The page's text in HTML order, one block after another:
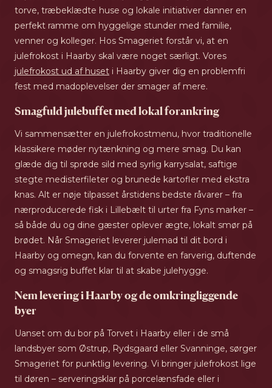
torve, træbeklædte huse og lokale initiativer danner en
perfekt ramme om hyggelige stunder med familie,
venner og kolleger. Hos Smageriet forstår vi, at en
julefrokost i Haarby skal være noget særligt. Vores
julefrokost ud af huset i Haarby giver dig en problemfri
fest med madoplevelser der smager af mere.
Smagfuld julebuffet med lokal forankring
Vi sammensætter en julefrokostmenu, hvor traditionelle
klassikere møder nytænkning og mere smag. Du kan
glæde dig til sprøde sild med syrlig karrysalat, saftige
stegte medisterfileter og brunede kartofler med ekstra
knas. Alt er nøje tilpasset årstidens bedste råvarer – fra
nærproducerede fisk i Lillebælt til urter fra Fyns marker –
så både du og dine gæster oplever ægte, lokalt smør på
brødet. Når Smageriet leverer julemad til dit bord i
Haarby og omegn, kan du forvente en farverig, duftende
og smagsrig buffet klar til at skabe julehygge.
Nem levering i Haarby og de omkringliggende
byer
Uanset om du bor på Torvet i Haarby eller i de små
landsbyer som Østrup, Rydsgaard eller Svanninge, sørger
Smageriet for punktlig levering. Vi bringer julefrokost lige
til døren – serveringsklar på porcelænsfade eller i